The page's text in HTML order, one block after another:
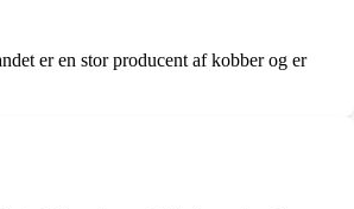
er en stor producent af kobber og er